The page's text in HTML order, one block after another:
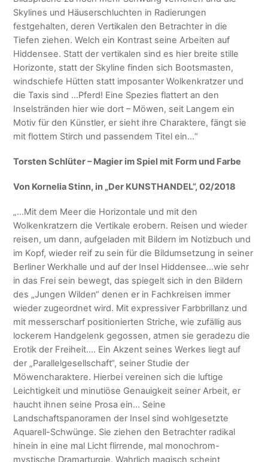
Skylines und Häuserschluchten in Radierungen
festgehalten, deren Vertikalen den Betrachter in die
Tiefen ziehen. Welch ein Kontrast seine Arbeiten auf
Hiddensee. Statt der vertikalen sind es hier breite stille
Horizonte, statt der Skyline finden sich Bootsmasten,
windschiefe Hütten statt imposanter Wolkenkratzer und
die Taxis sind …Pferd! Eine Spezies flattert an den
Inselstränden hier wie dort – Möwen, seit Langem ein
Motiv für den Künstler, er sieht ihre Charaktere, fängt sie
mit flottem Stirch und passendem Titel ein…“
Torsten Schlüter – Magier im Spiel mit Form und Farbe
Von Kornelia Stinn, in „Der KUNSTHANDEL“, 02/2018
„…Mit dem Meer die Horizontale und mit den
Wolkenkratzern die Vertikale erobern. Reisen und wieder
reisen, um dann, aufgeladen mit Bildern im Notizbuch und
im Kopf, wieder reif zu sein für die Bildumsetzung in seiner
Berliner Werkhalle und auf der Insel Hiddensee…wie sehr
in das Frei sein bewegt, das spiegelt sich in den Bildern
des „Jungen Wilden“ denen er in Fachkreisen immer
wieder zugeordnet wird. Mit expressiver Farbbrillanz und
mit messerscharf positionierten Striche, wie zufällig aus
lockerem Handgelenk gegossen, atmen sie geradezu die
Erotik der Freiheit…. Ein Akzent seines Werkes liegt auf
der „Parallelgesellschaft“, seiner Studie der
Möwencharaktere. Hierbei vereinen sich die luftige
Leichtigkeit und minutiöse Genauigkeit seiner Arbeit, er
haucht ihnen seine Prosa ein… Seine
Landschaftspanoramen der Insel sind wohlgesetzte
Aquarell-Schwünge. Sie ziehen den Betrachter radikal
hinein in eine mal Licht flirrende, mal monochrom-
mystische Dramarturgie. Wahrlich magisch scheint